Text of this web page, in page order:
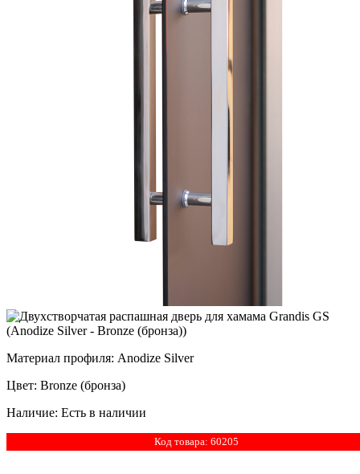
Материал профиля: Anodize Silver
Цвет: Bronze (бронза)
Наличие: Есть в наличии
Код товара: 60205